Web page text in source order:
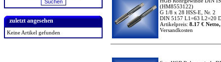
zuletzt angesehen
Keine Artikel gefunden
(HM8553122)
G 1/8 x 28 HSS-E, Nr. 2
DIN 5157 L1=63 L2=20
Artikelpreis: 8.17 €
Versandkosten